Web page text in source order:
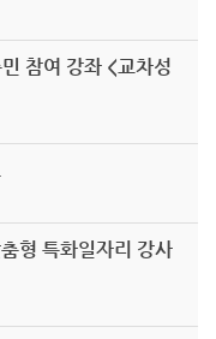
참여 강좌 <교차성
형 특화일자리 강사